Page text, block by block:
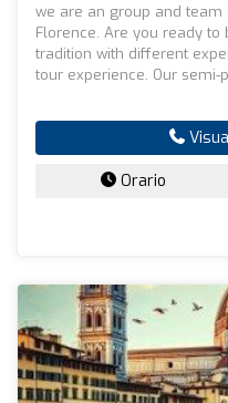
we are an group and
Florence. Are you ready
tradition with different
tour experience. Our semi-
Orario